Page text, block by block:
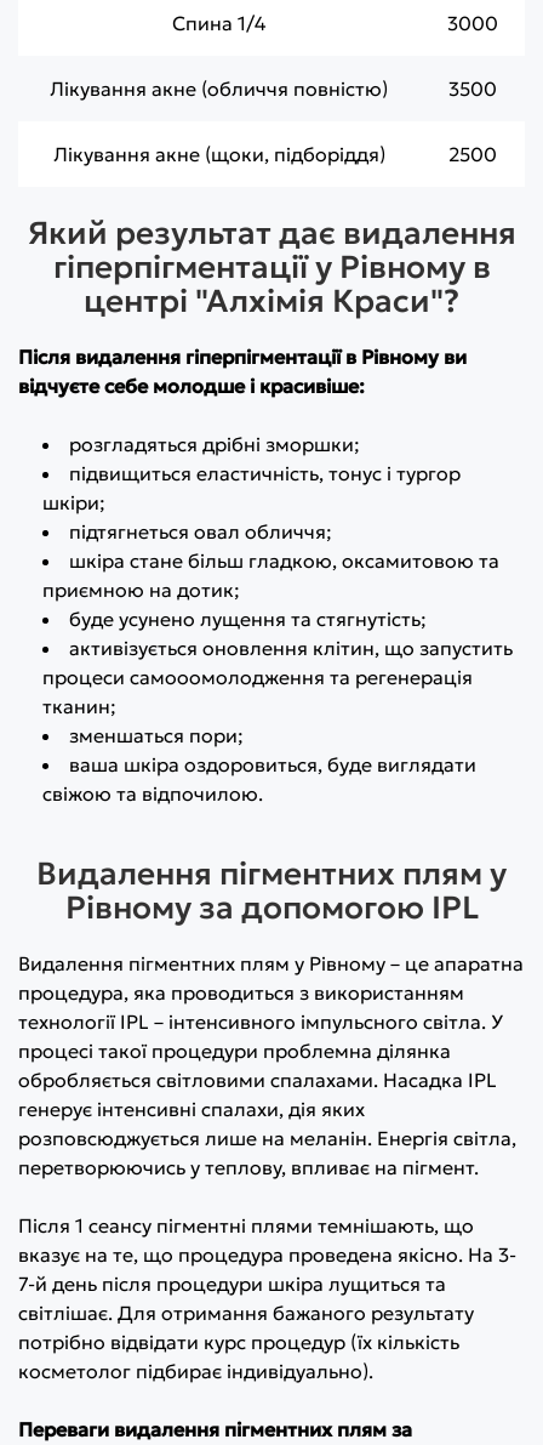
Спина 1/4 3000
Лікування акне (обличчя повністю) 3500
Лікування акне (щоки, підборіддя) 2500
Який результат дає видалення
гіперпігментації у Рівному в
центрі "Алхімія Краси"?
Після видалення гіперпігментації в Рівному ви
відчуєте себе молодше і красивіше:
розгладяться дрібні зморшки;
підвищиться еластичність, тонус і тургор
шкіри;
підтягнеться овал обличчя;
шкіра стане більш гладкою, оксамитовою та
приємною на дотик;
буде усунено лущення та стягнутість;
активізується оновлення клітин, що запустить
процеси самооомолодження та регенерація
тканин;
зменшаться пори;
ваша шкіра оздоровиться, буде виглядати
свіжою та відпочилою.
Видалення пігментних плям у
Рівному за допомогою IPL
Видалення пігментних плям у Рівному – це апаратна
процедура, яка проводиться з використанням
технології IPL – інтенсивного імпульсного світла. У
процесі такої процедури проблемна ділянка
обробляється світловими спалахами. Насадка IPL
генерує інтенсивні спалахи, дія яких
розповсюджується лише на меланін. Енергія світла,
перетворюючись у теплову, впливає на пігмент.
Після 1 сеансу пігментні плями темнішають, що
вказує на те, що процедура проведена якісно. На 3-
7-й день після процедури шкіра лущиться та
світлішає. Для отримання бажаного результату
потрібно відвідати курс процедур (їх кількість
косметолог підбирає індивідуально).
Переваги видалення пігментних плям за